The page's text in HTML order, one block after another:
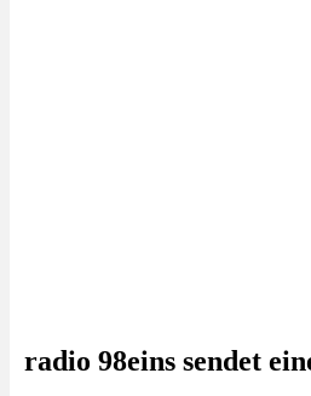
radio 98eins sendet